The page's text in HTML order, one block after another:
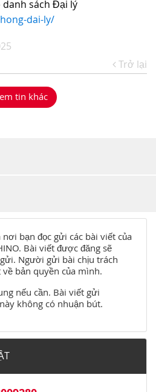
danh sách Đại lý
dai-ly/
Trở lại
tin khác
bạn đọc gửi các bài viết của
Bài viết được đăng sẽ
Người gửi bài chịu trách
bản quyền của mình.
nếu cần. Bài viết gửi
không có nhuận bút.